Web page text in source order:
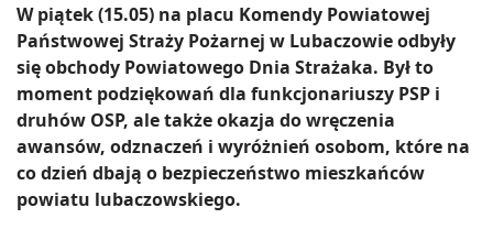
W piątek (15.05) na placu Komendy Powiatowej
Państwowej Straży Pożarnej w Lubaczowie odbyły
się obchody Powiatowego Dnia Strażaka. Był to
moment podziękowań dla funkcjonariuszy PSP i
druhów OSP, ale także okazja do wręczenia
awansów, odznaczeń i wyróżnień osobom, które na
co dzień dbają o bezpieczeństwo mieszkańców
powiatu lubaczowskiego.